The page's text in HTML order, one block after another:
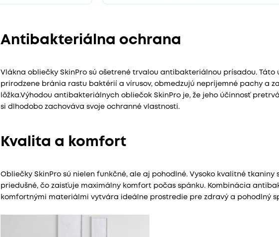
Antibakteriálna ochrana
Vlákna obliečky SkinPro sú ošetrené trvalou antibakteriálnou prísadou.
prirodzene bránia rastu baktérií a vírusov, obmedzujú nepríjemné pachy a
lôžka.Výhodou antibakteriálnych obliečok SkinPro je, že jeho účinnosť
si dlhodobo zachováva svoje ochranné vlastnosti.
Kvalita a komfort
Obliečky SkinPro sú nielen funkčné, ale aj pohodlné. Vysoko kvalitné tkaniny
priedušné, čo zaisťuje maximálny komfort počas spánku. Kombinácia
komfortnými materiálmi vytvára ideálne prostredie pre zdravý a pohodlný